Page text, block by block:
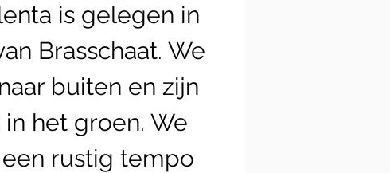
is gelegen in
Brasschaat. We
buiten en zijn
het groen. We
rustig tempo